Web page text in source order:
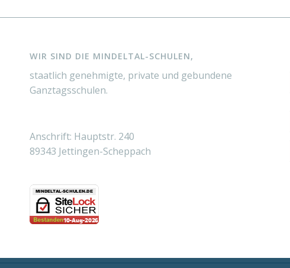
WIR SIND DIE MINDELTAL-SCHULEN,
staatlich genehmigte, private und gebundene
Ganztagsschulen.
Anschrift: Hauptstr. 240
89343 Jettingen-Scheppach